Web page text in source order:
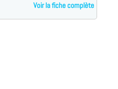
Voir la fiche complète